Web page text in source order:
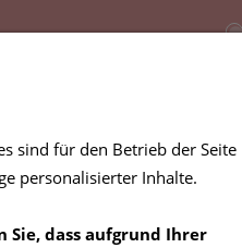
sind für den Betrieb der Seite
personalisierter Inhalte.
Sie, dass aufgrund Ihrer